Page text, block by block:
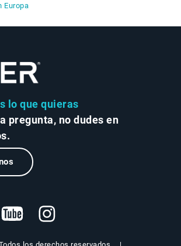
Europa
lo que quieras
pregunta, no dudes en